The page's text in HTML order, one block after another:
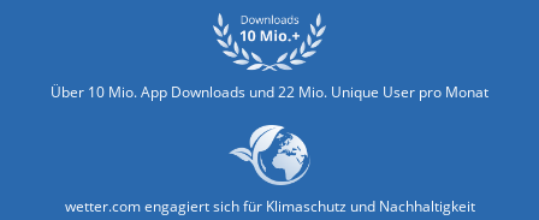
Über 10 Mio. App Downloads und 22 Mio. Unique User pro Monat
wetter.com engagiert sich für Klimaschutz und Nachhaltigkeit